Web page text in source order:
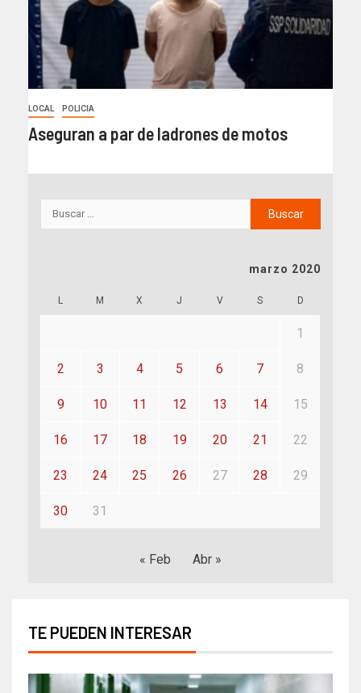
LOCAL POLICIA
Aseguran a par de ladrones de motos
marzo 2020
L M X J V S D
1
2 3 4 5 6 7 8
9 10 11 12 13 14 15
16 17 18 19 20 21 22
23 24 25 26 27 28 29
30 31
« Feb Abr »
TE PUEDEN INTERESAR